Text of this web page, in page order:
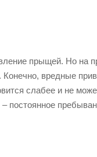
прыщей. Но на
вредные
слабее и не
постоянное